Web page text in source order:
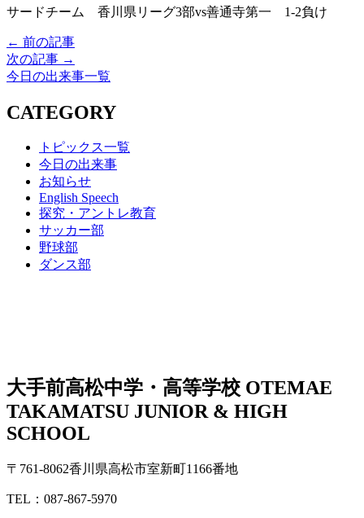
サードチーム 香川県リーグ3部vs善通寺第一 1-2負け
← 前の記事
次の記事 →
今日の出来事一覧
CATEGORY
トピックス一覧
今日の出来事
お知らせ
English Speech
探究・アントレ教育
サッカー部
野球部
ダンス部
大手前高松中学・高等学校 OTEMAE
TAKAMATSU JUNIOR & HIGH
SCHOOL
〒761-8062香川県高松市室新町1166番地
TEL：087-867-5970